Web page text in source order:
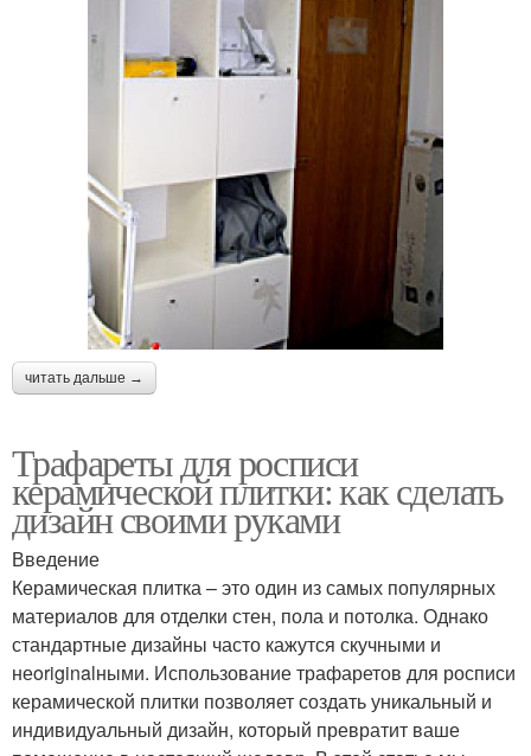
читать дальше →
Трафареты для росписи
керамической плитки: как сделать
дизайн своими руками
Введение
Керамическая плитка – это один из самых популярных
материалов для отделки стен, пола и потолка. Однако
стандартные дизайны часто кажутся скучными и
неoriginalными. Использование трафаретов для росписи
керамической плитки позволяет создать уникальный и
индивидуальный дизайн, который превратит ваше